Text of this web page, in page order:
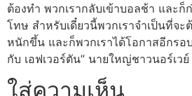
ต้องทำ พวกเรากลับเข้าบอลช้า และก็
โทษ สำหรับเดี๋ยวนี้พวกเราจำเป็นที่จ
หนักขึ้น และก็พวกเราได้โอกาสอีกรอ
กับ เอฟเวอร์ตัน” นายใหญ่ชาวนอร์เว
ใส่ความเห็น